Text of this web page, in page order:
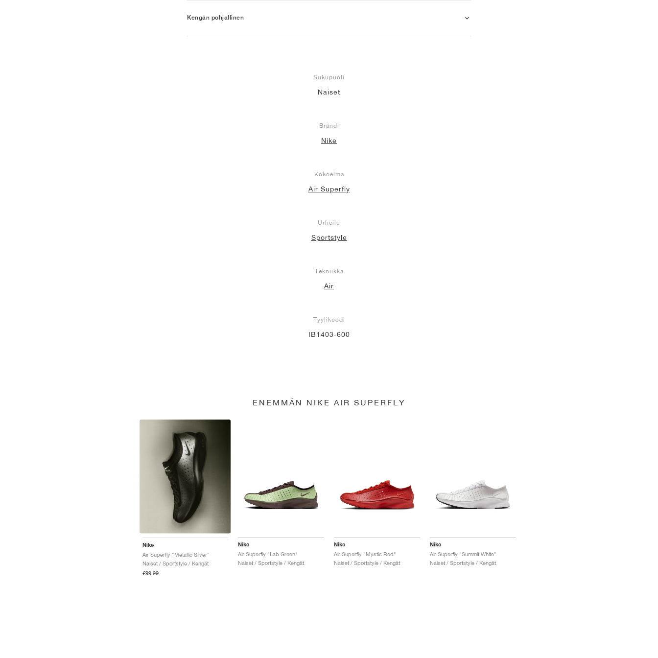
Kengän pohjallinen
Sukupuoli
Naiset
Brändi
Nike
Kokoelma
Air Superfly
Urheilu
Sportstyle
Tekniikka
Air
Tyylikoodi
IB1403-600
ENEMMÄN NIKE AIR SUPERFLY
Nike
Air Superfly "Metallic Silver"
Naiset / Sportstyle / Kengät
€99,99
Nike
Air Superfly "Lab Green"
Naiset / Sportstyle / Kengät
Nike
Air Superfly "Mystic Red"
Naiset / Sportstyle / Kengät
Nike
Air Superfly "Summit White"
Naiset / Sportstyle / Kengät